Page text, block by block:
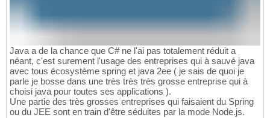
Java a de la chance que C# ne l'ai pas totalement réduit a
néant, c'est surement l'usage des entreprises qui à sauvé java
avec tous écosystème spring et java 2ee ( je sais de quoi je
parle je bosse dans une très très très grosse entreprise qui à
choisi java pour toutes ses applications ).
Une partie des très grosses entreprises qui faisaient du Spring
ou du JEE sont en train d'être séduites par la mode Node.js.